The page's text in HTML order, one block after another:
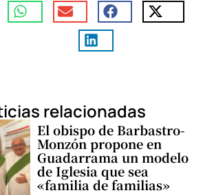
relacionadas
El obispo de Barbastro-
Monzón propone en
Guadarrama un modelo
de Iglesia que sea
«familia de familias»